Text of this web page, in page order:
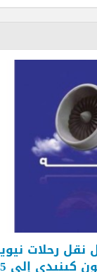
نيويورك
لمبنى الركاب 1 بمطار جون كينيدي إلى 15